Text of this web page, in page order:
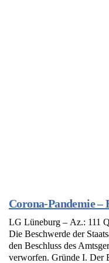
Corona-Pandemie –
LG Lüneburg – Az.: 111
Die Beschwerde der
den Beschluss des
verworfen. Gründe I. Der